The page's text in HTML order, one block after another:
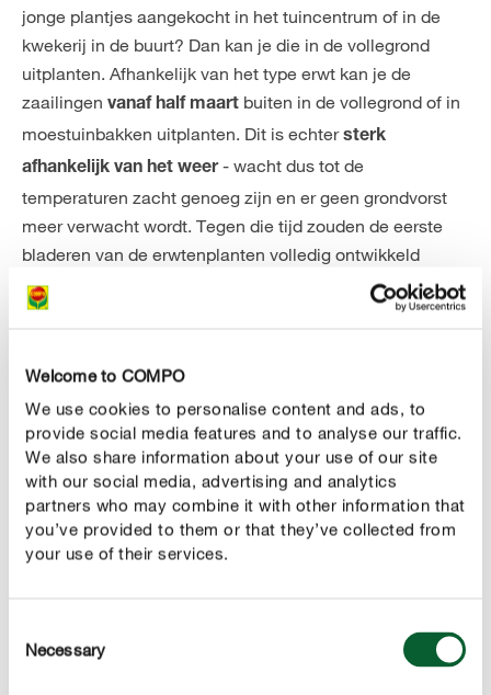
Welcome to COMPO
We use cookies to personalise content and ads, to
provide social media features and to analyse our traffic.
We also share information about your use of our site
with our social media, advertising and analytics
partners who may combine it with other information that
you’ve provided to them or that they’ve collected from
your use of their services.
Selection
Necessary
jonge plantjes aangekocht in het tuincentrum of in de
kwekerij in de buurt? Dan kan je die in de vollegrond
uitplanten. Afhankelijk van het type erwt kan je de
zaailingen vanaf half maart buiten in de vollegrond of in
moestuinbakken uitplanten. Dit is echtersterk
afhankelijk van het weer- wacht dus tot de
temperaturen zacht genoeg zijn en er geen grondvorst
meer verwacht wordt. Tegen die tijd zouden de eerste
bladeren van de erwtenplanten volledig ontwikkeld
moeten zijn. Rijsdoperwten zijn iets gevoeliger dan de
robuuste doperwten en peultjes en willen pas vanaf april
langzaam aan te laten wennen aan de
buitentemperatuur
en ze enkele dagen buiten te laten
staan voordat je ze uitplant.
Houd rekening met eenplantafstand van ongeveer 5
centimetertussen de erwtenplanten. De planten kunnen
relatief diep in de grond wordt geplaatst, net onder de
basis van het blad, om een goede inworteling te